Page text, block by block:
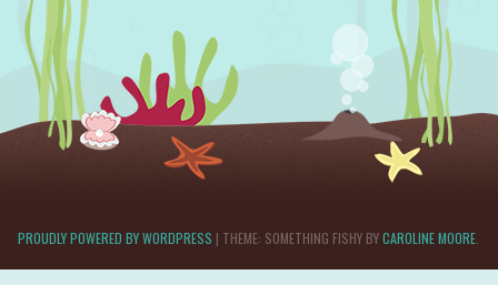
PROUDLY POWERED BY WORDPRESS | THEME: SOMETHING FISHY BYCAROLINE MOORE